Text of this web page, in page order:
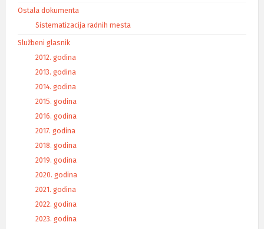
Ostala dokumenta
Sistematizacija radnih mesta
Službeni glasnik
2012. godina
2013. godina
2014. godina
2015. godina
2016. godina
2017. godina
2018. godina
2019. godina
2020. godina
2021. godina
2022. godina
2023. godina